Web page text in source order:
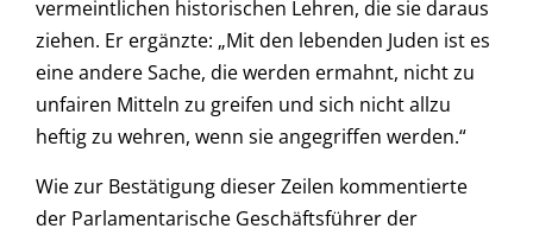
vermeintlichen historischen Lehren, die sie daraus
ziehen. Er ergänzte: „Mit den lebenden Juden ist es
eine andere Sache, die werden ermahnt, nicht zu
unfairen Mitteln zu greifen und sich nicht allzu
heftig zu wehren, wenn sie angegriffen werden.“
Wie zur Bestätigung dieser Zeilen kommentierte
der Parlamentarische Geschäftsführer der